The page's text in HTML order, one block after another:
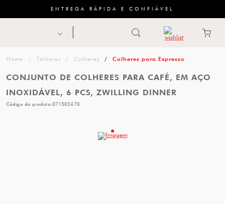
ENTREGA RÁPIDA E CONFIÁVEL
categoria
Talheres Colheres Colheres para Expresso
CONJUNTO DE COLHERES PARA CAFÉ, EM AÇO
INOXIDÁVEL, 6 PCS, ZWILLING DINNER
Código do produto:071502470